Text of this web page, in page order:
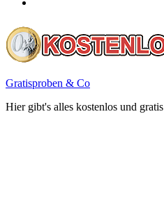
Gratisproben & Co
Hier gibt's alles kostenlos und gratis